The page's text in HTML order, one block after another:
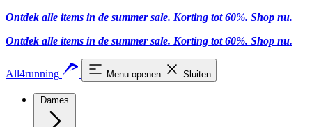
Ontdek alle items in de summer sale. Korting tot 60%. Shop nu.
Ontdek alle items in de summer sale. Korting tot 60%. Shop nu.
All4running Menu openen Sluiten
Dames